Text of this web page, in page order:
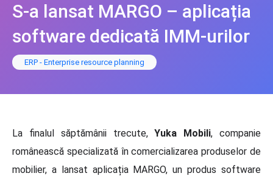
S-a lansat MARGO – aplicația
software dedicată IMM-urilor
ERP - Enterprise resource planning
La finalul săptămânii trecute,Yuka Mobili, companie
românească specializată în comercializarea produselor de
mobilier, a lansat aplicația MARGO, un produs software